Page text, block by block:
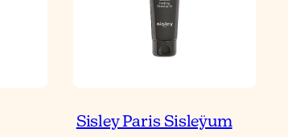
Sisley Paris Sisleÿum